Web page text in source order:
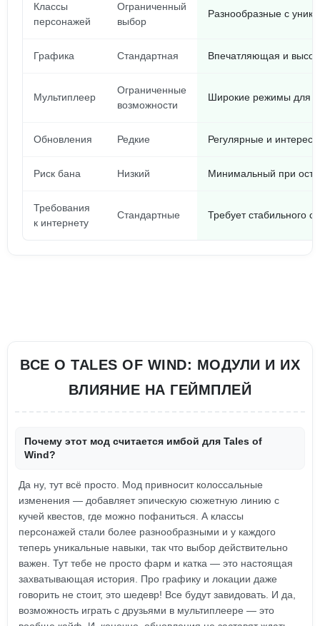
Классы
персонажей
Ограниченный
выбор
Разнообразные с
Графика Стандартная Впечатляющая и
Мультиплеер
Ограниченные
возможности
Широкие режимы для
Обновления Редкие Регулярные и
Риск бана Низкий Минимальный при
Требования
к интернету
Стандартные Требует стабильного
ВСЕ О TALES OF WIND: МОДУЛИ И ИХ
ВЛИЯНИЕ НА ГЕЙМПЛЕЙ
Почему этот мод считается имбой для Tales of
Wind?
Да ну, тут всё просто. Мод привносит колоссальные
изменения — добавляет эпическую сюжетную линию с
кучей квестов, где можно пофаниться. А классы
персонажей стали более разнообразными и у каждого
теперь уникальные навыки, так что выбор действительно
важен. Тут тебе не просто фарм и катка — это настоящая
захватывающая история. Про графику и локации даже
говорить не стоит, это шедевр! Все будут завидовать. И да,
возможность играть с друзьями в мультиплеере — это